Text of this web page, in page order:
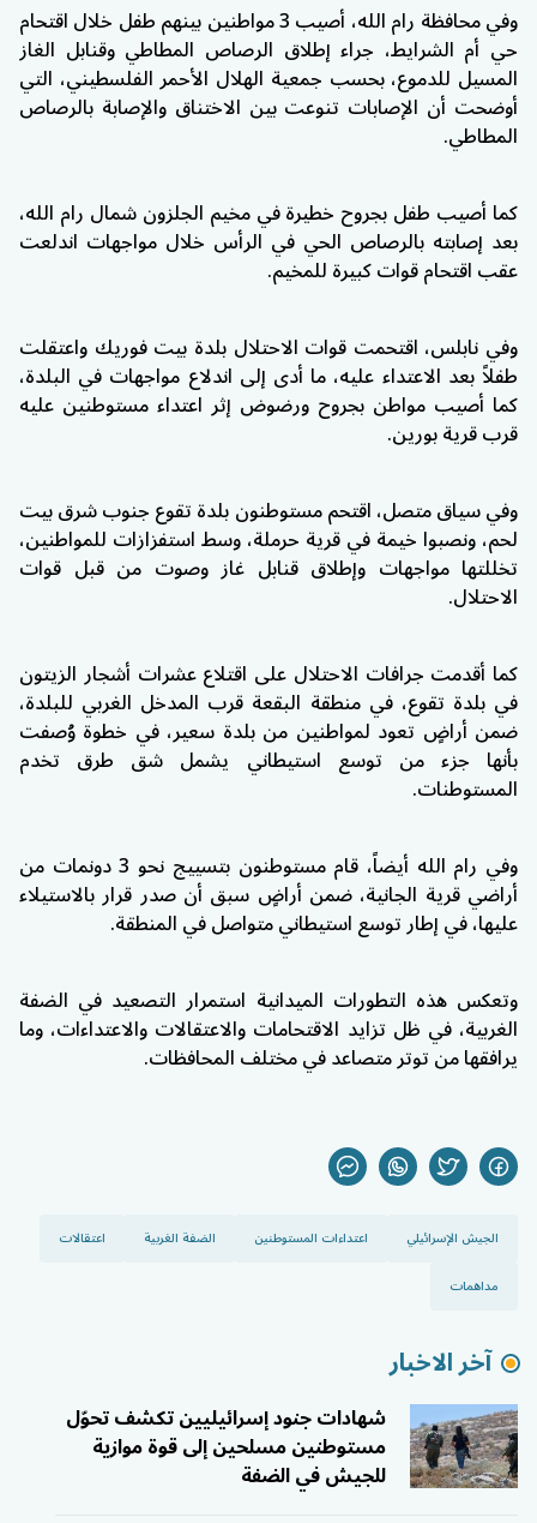
وفي محافظة رام الله ، أصيب 3 مواطنين بينهم طفل خلال اقتحام
حي أم الشرايط، جراء إطلاق الرصاص المطاطي وقنابل الغاز
المسيل للدموع، بحسب جمعية الهلال الأحمر الفلسطيني، التي
أوضحت أن الإصابات تنوعت بين الاختناق والإصابة بالرصاص
المطاطي.
كما أصيب طفل بجروح خطيرة في مخيم الجلزونشمال رام الله،
بعد إصابته بالرصاص الحي في الرأس خلال مواجهات اندلعت
عقب اقتحام قوات كبيرة للمخيم.
وفي نابلس، اقتحمت قوات الاحتلال بلدة بيت فوريك واعتقلت
طفلاً بعد الاعتداء عليه، ما أدى إلى اندلاع مواجهات في البلدة،
كما أصيب مواطن بجروح ورضوض إثر اعتداء مستوطنين عليه
قرب قريةبورين.
وفي سياق متصل، اقتحم مستوطنون بلدةتقوعجنوب شرق بيت
لحم، ونصبوا خيمة في قرية حرملة، وسط استفزازات للمواطنين،
تخللتها مواجهات وإطلاق قنابل غاز وصوت من قبل قوات
الاحتلال.
كما أقدمت جرافات الاحتلال على اقتلاع عشرات أشجار الزيتون
في بلدة تقوع، في منطقة البقعة قرب المدخل الغربي للبلدة،
ضمن أراضٍ تعود لمواطنين من بلدة سعير، في خطوة وُصفت
بأنها جزء من توسع استيطاني يشمل شق طرق تخدم
المستوطنات.
وفي رام الله أيضاً، قام مستوطنون بتسييج نحو 3 دونمات من
أراضي قرية الجانية، ضمن أراضٍ سبق أن صدر قرار بالاستيلاء
عليها، في إطار توسع استيطاني متواصل في المنطقة.
وتعكس هذه التطورات الميدانية استمرار التصعيد في الضفة
الغربية، في ظل تزايد الاقتحامات والاعتقالات والاعتداءات، وما
يرافقها من توتر متصاعد في مختلف المحافظات.
الجيش الإسرائيلي اعتداءات المستوطنين الضفة الغربية
اعتقالات
مداهمات
آخر الاخبار
شهادات جنود إسرائيليين تكشف تحوّل
مستوطنين مسلحين إلى قوة موازية
للجيش في الضفة